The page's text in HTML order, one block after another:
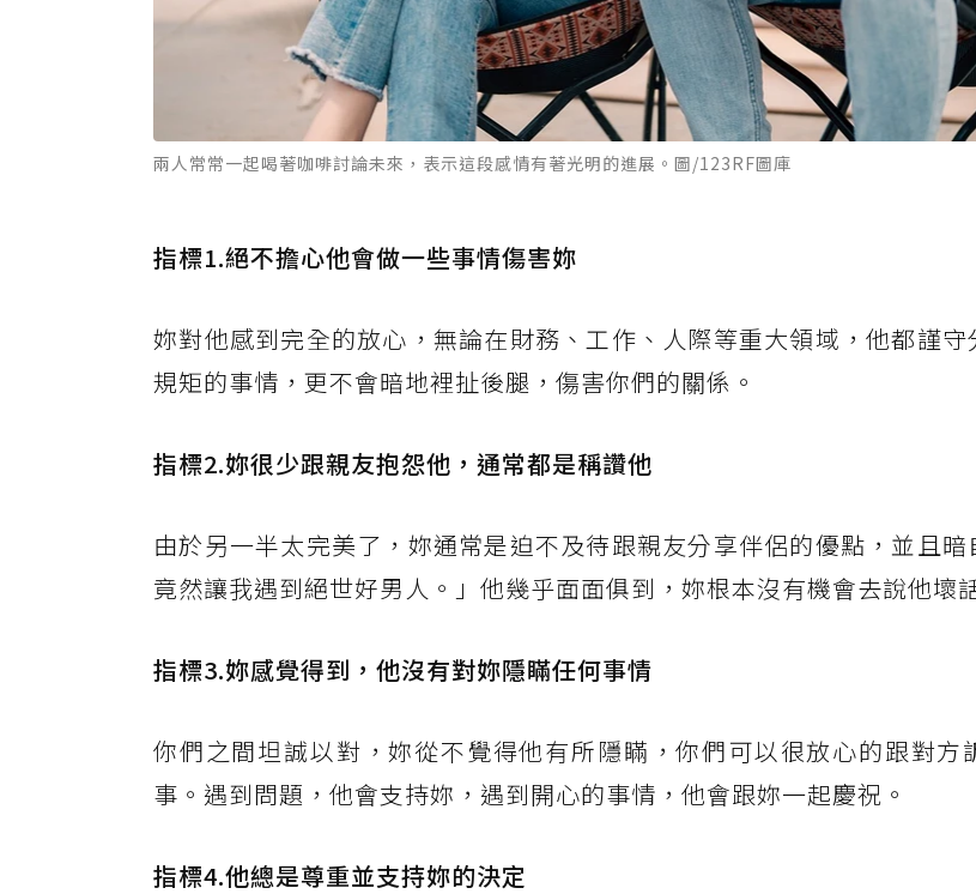
兩人常常一起喝著咖啡討論未來，表示這段感情有著光明的進展。圖/123RF圖庫
指標1.絕不擔心他會做一些事情傷害妳
妳對他感到完全的放心，無論在財務、工作、人際等重大領域，他都謹
規矩的事情，更不會暗地裡扯後腿，傷害你們的關係。
指標2.妳很少跟親友抱怨他，通常都是稱讚他
由於另一半太完美了，妳通常是迫不及待跟親友分享伴侶的優點，並且暗
竟然讓我遇到絕世好男人。」他幾乎面面俱到，妳根本沒有機會去說他壞
指標3.妳感覺得到，他沒有對妳隱瞞任何事情
你們之間坦誠以對，妳從不覺得他有所隱瞞，你們可以很放心的跟對方
事。遇到問題，他會支持妳，遇到開心的事情，他會跟妳一起慶祝。
指標4.他總是尊重並支持妳的決定